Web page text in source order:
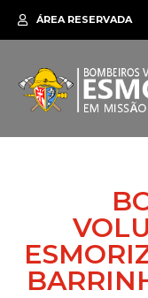
ÁREA RESERVADA